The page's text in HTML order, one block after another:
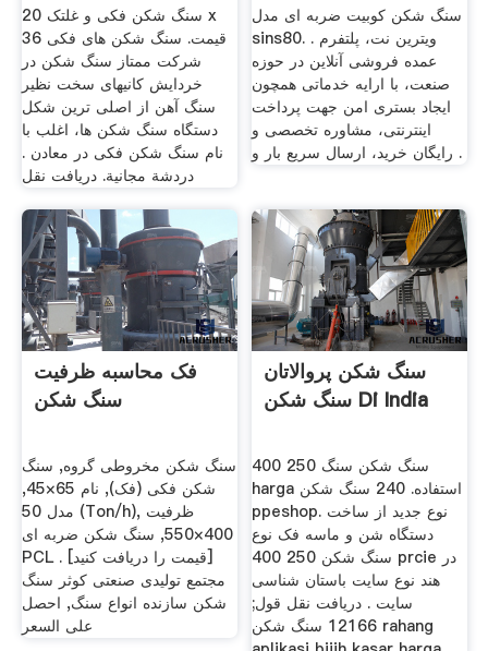
سنگ شکن فکی و غلتک 20 x
36 قیمت. سنگ شکن های فکی
شرکت ممتاز سنگ شکن در
خردایش کانیهای سخت نظیر
سنگ آهن از اصلی ترین شکل
دستگاه سنگ شکن ها، اغلب با
نام سنگ شکن فکی در معادن .
دردشة مجانية. دریافت نقل
سنگ شکن کوبیت ضربه ای مدل
sins80. . ویترین نت، پلتفرم
عمده فروشی آنلاین در حوزه
صنعت، با ارایه خدماتی همچون
ایجاد بستری امن جهت پرداخت
اینترنتی، مشاوره تخصصی و
رایگان خرید، ارسال سریع بار و .
فک محاسبه ظرفیت
سنگ شکن
سنگ شکن مخروطی گروه, سنگ
شکن فکی (فک), نام 65×45,
مدل 50 (Ton/h), ظرفیت
400×550, سنگ شکن ضربه ای
PCL . [قیمت را دریافت کنید]
مجتمع تولیدی صنعتی کوثر سنگ
شکن سازنده انواع سنگ, احصل
على السعر
سنگ شکن پروالاتان
سنگ شکن Di India
سنگ شکن سنگ 250 400
harga استفاده. 240 سنگ شکن
ppeshop. نوع جدید از ساخت
دستگاه شن و ماسه فک نوع
سنگ شکن 250 400 prcie در
هند نوع سایت باستان شناسی
سایت . دریافت نقل قول;
12166 سنگ شکن rahang